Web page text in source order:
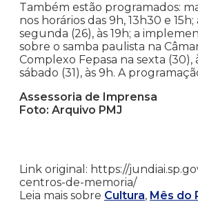
Também estão programados:
nos horários das 9h, 13h30 e
segunda (26), às 19h; a
sobre o samba paulista na
Complexo Fepasa na sexta
sábado (31), às 9h. A
Assessoria de Imprensa
Foto: Arquivo PMJ
Link original: https://
centros-de-memoria/
Leia mais sobre Cultura, Mês do